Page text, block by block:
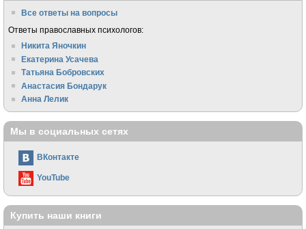
Все ответы на вопросы
Ответы православных психологов:
Никита Яночкин
Екатерина Усачева
Татьяна Бобровских
Анастасия Бондарук
Анна Лелик
Мы в социальных сетях
ВКонтакте
YouTube
Купить наши книги